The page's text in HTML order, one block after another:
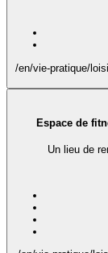
/en/vie-pratique/
Espace de
Un lieu de